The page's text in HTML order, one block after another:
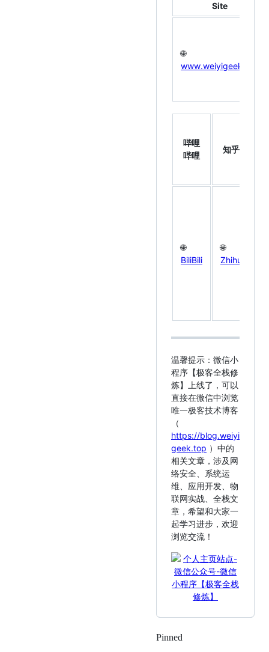
Site
🌐
www.weiyigeek.top
哔哩
哔哩
知乎
🌐
BiliBili
🌐
Zhihu
温馨提示 ：微信小
程序【极客全栈修
炼】上线了，可以
直接在微信中浏览
唯一极客技术博客
（
https://blog.weiyi
geek.top ）中的
相关文章，涉及网
络安全、系统运
维、应用开发、物
联网实战、全栈文
章，希望和大家一
起学习进步，欢迎
浏览交流！
Pinned